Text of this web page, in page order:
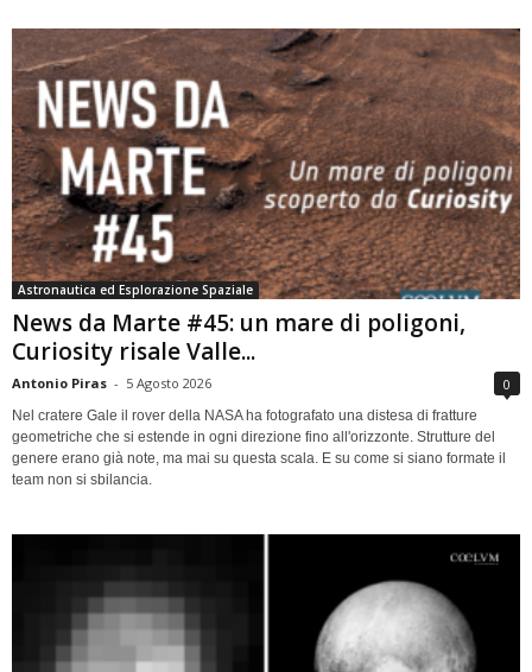
Astronautica ed Esplorazione Spaziale
News da Marte #45: un mare di poligoni,
Curiosity risale Valle...
Antonio Piras - 5 Agosto 2026 0
Nel cratere Gale il rover della NASA ha fotografato una distesa di fratture
geometriche che si estende in ogni direzione fino all'orizzonte. Strutture del
genere erano già note, ma mai su questa scala. E su come si siano formate il
team non si sbilancia.